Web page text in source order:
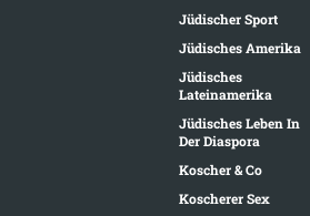
Jüdischer Sport
Jüdisches Amerika
Jüdisches
Lateinamerika
Jüdisches Leben In
Der Diaspora
Koscher & Co
Koscherer Sex